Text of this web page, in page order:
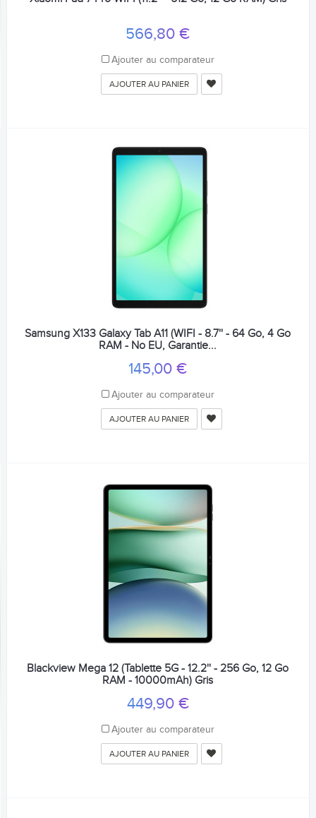
566,80 €
Ajouter au comparateur
AJOUTER AU PANIER
Samsung X133 Galaxy Tab A11 (WIFI - 8.7'' - 64 Go, 4 Go
RAM - No EU, Garantie...
145,00 €
Ajouter au comparateur
AJOUTER AU PANIER
Blackview Mega 12 (Tablette 5G - 12.2'' - 256 Go, 12 Go
RAM - 10000mAh) Gris
449,90 €
Ajouter au comparateur
AJOUTER AU PANIER